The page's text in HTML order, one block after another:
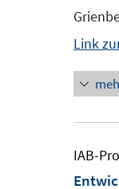
Link
IAB-